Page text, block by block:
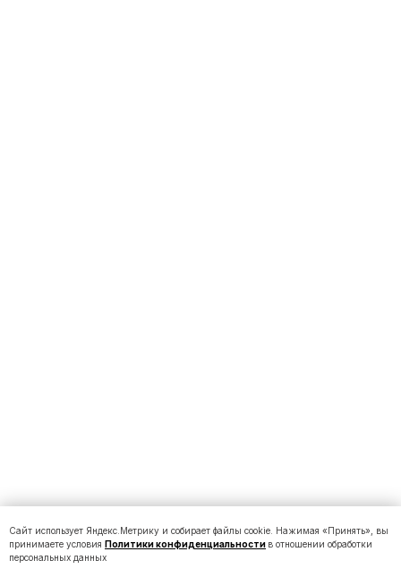
Сайт использует Яндекс.Метрику и собирает файлы cookie. Нажимая «Принять», вы
принимаете условия Политики конфиденциальности в отношении обработки
персональных данных